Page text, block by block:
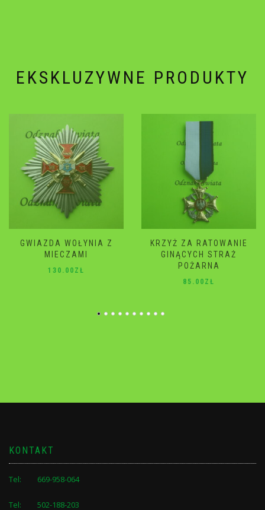
EKSKLUZYWNE PRODUKTY
KRZYŻ ZA RATOWANIE
GINĄCYCH STRAŻ
POŻARNA
GWIAZDA WOŁYNIA
120.00 ZŁ
KONTAKT
Tel: 669-958-064
Tel: 502-188-203